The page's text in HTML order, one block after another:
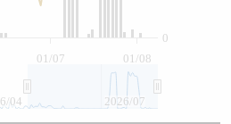
01/07 01/08
0
04 2026/07